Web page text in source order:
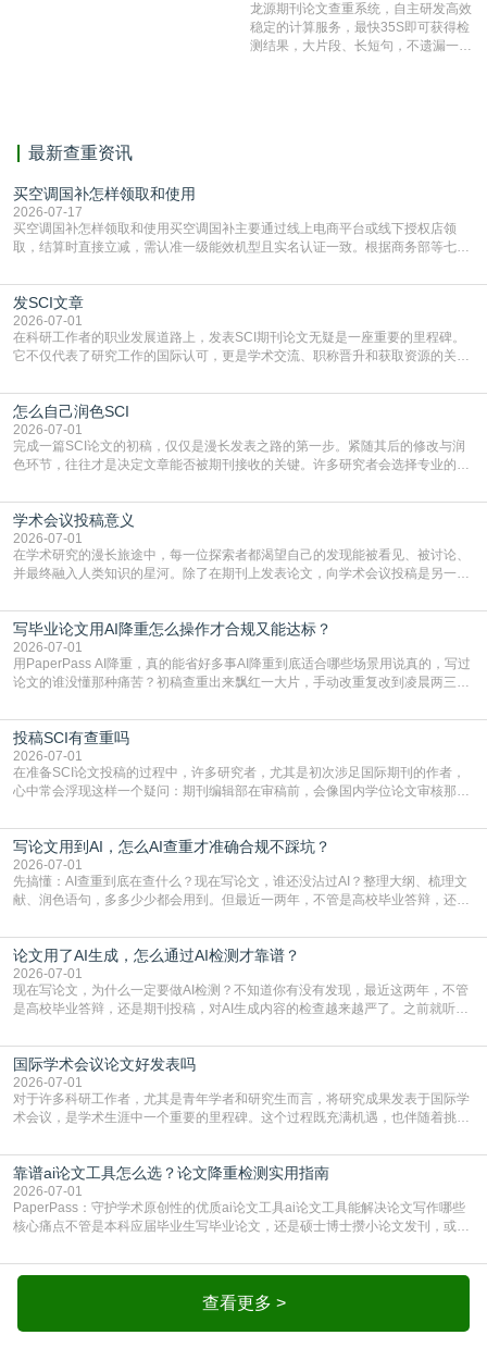
测时注意填写第一作者,才能排除已发
表文献复制比。（限制字符数1万）
龙源期刊论文查重系统，自主研发高效
稳定的计算服务，最快35S即可获得检
测结果，大片段、长短句，不遗漏一处
最新查重资讯
买空调国补怎样领取和使用
2026-07-17
买空调国补怎样领取和使用买空调国补主要通过线上电商平台或线下授权店领
取，结算时直接立减‌，需认准一级能效机型且实名认证一致。根据商务部等七部
能领到补贴首选‌京东APP‌搜索专属口令(如【家电补贴1637】、【国补立省
4949】等，口令会随活动更新，以页面显示为准)进入补贴专场。淘宝/天猫也可
复制粘贴【8$FKFGgJq
发SCI文章
2026-07-01
在科研工作者的职业发展道路上，发表SCI期刊论文无疑是一座重要的里程碑。
它不仅代表了研究工作的国际认可，更是学术交流、职称晋升和获取资源的关键
战与困惑。从选题立意到投稿回应，每一步都需要精心的策略与扎实的工作。本
篇AEIC学术交流中心小编就为大家介绍“发SCI文章”。一、精准定位是成功的第
一步发表SCI文章，首要解决的问题是“投
怎么自己润色SCI
2026-07-01
完成一篇SCI论文的初稿，仅仅是漫长发表之路的第一步。紧随其后的修改与润
色环节，往往才是决定文章能否被期刊接收的关键。许多研究者会选择专业的语
质量，更能在此过程中深化对学术写作的理解。如何系统、高效地打磨自己的论
文，使其在语言和学术表达上更符合国际期刊的要求，是每位研究者值得投入学
习的技能。本篇AEIC学术交流中心小编就为大家介
学术会议投稿意义
2026-07-01
在学术研究的漫长旅途中，每一位探索者都渴望自己的发现能被看见、被讨论、
并最终融入人类知识的星河。除了在期刊上发表论文，向学术会议投稿是另一个
广阔学术天地的大门，连接着个体研究与社会网络。本篇AEIC学术交流中心小编
就为大家介绍“学术会议投稿意义”。一、加速研究成果的传播与反馈学术会议通
常具有周期短、时效性强的特点。相比期刊漫长的
写毕业论文用AI降重怎么操作才合规又能达标？
2026-07-01
用PaperPass AI降重，真的能省好多事AI降重到底适合哪些场景用说真的，写过
论文的谁没懂那种痛苦？初稿查重出来飘红一大片，手动改重复改到凌晨两三
到秃头。这时候靠谱的AI降重真的就是救命稻草，选对工具，半天就能搞定你两
三天都做不完的事。不是所有人都需要用AI降重，但如果你符合下面这些场景，
真的可以试试：初稿写完重复率远超要
投稿SCI有查重吗
2026-07-01
在准备SCI论文投稿的过程中，许多研究者，尤其是初次涉足国际期刊的作者，
心中常会浮现这样一个疑问：期刊编辑部在审稿前，会像国内学位论文审核那
论文的初审通过率。实际上，SCI期刊对重复内容的审查是严谨投稿流程中不可
或缺的一环。本篇AEIC学术交流中心小编就为大家介绍“投稿SCI有查重吗”。
一、查重是标准流程答案是明确的：绝大多数S
写论文用到AI，怎么AI查重才准确合规不踩坑？
2026-07-01
先搞懂：AI查重到底在查什么？现在写论文，谁还没沾过AI？整理大纲、梳理文
献、润色语句，多多少少都会用到。但最近一两年，不管是高校毕业答辩，还是
须加做AI查重。很多人分不清，AI查重和普通查重到底有啥区别？这里说透：普
通查重查的是你的文字和已公开文献的重复比例，防的是抄袭；AI查重查的是你
的内容里，有多少是AI生成的，防的是过
论文用了AI生成，怎么通过AI检测才靠谱？
2026-07-01
现在写论文，为什么一定要做AI检测？不知道你有没有发现，最近这两年，不管
是高校毕业答辩，还是期刊投稿，对AI生成内容的检查越来越严了。之前就听身
要求修改，还差点被判定学术不规范，真的太冤了。现在国内多数高校和核心期
刊，都已经明确出台了相关规定：如果使用AI生成内容辅助写作，必须明确标
注，未标注的AI生成内容会被认定为不符合学
国际学术会议论文好发表吗
2026-07-01
对于许多科研工作者，尤其是青年学者和研究生而言，将研究成果发表于国际学
术会议，是学术生涯中一个重要的里程碑。这个过程既充满机遇，也伴随着挑
疑问：国际学术会议论文到底好不好发表？其价值和难度究竟如何衡量。本篇
AEIC学术交流中心小编就为大家介绍“国际学术会议论文好发表吗”。一、会议论
文发表的相对优势与期刊论文相比，国际会议论文的发
靠谱ai论文工具怎么选？论文降重检测实用指南
2026-07-01
PaperPass：守护学术原创性的优质ai论文工具ai论文工具能解决论文写作哪些
核心痛点不管是本科应届毕业生写毕业论文，还是硕士博士攒小论文发刊，或是
自己逐句读逐句改，熬好几个大夜不说，还经常改不到点上，交上去才发现重复
率超标，再返工太折腾。现在有了成熟的ai论文工具，这些痛点基本都能高效解
决。靠谱的ai论文工具，不止能帮你梳查看更多 >